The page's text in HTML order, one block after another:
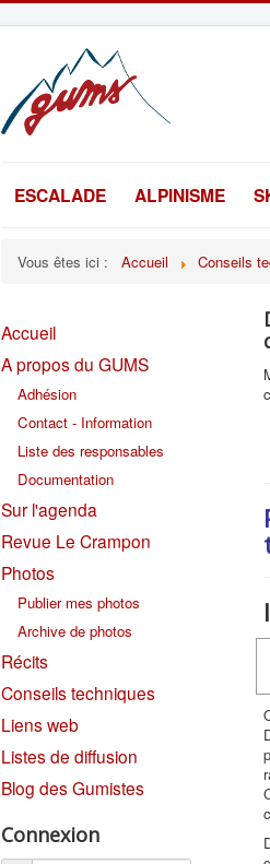
ESCALADE ALPINISME
Vous êtes ici : Accueil Conseils
Accueil
A propos du GUMS
Adhésion
Contact - Information
Liste des responsables
Documentation
Sur l'agenda
Revue Le Crampon
Photos
Publier mes photos
Archive de photos
Récits
Conseils techniques
Liens web
Listes de diffusion
Blog des Gumistes
Connexion